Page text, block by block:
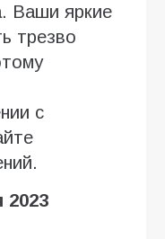
Ваши яркие
трезво
с
2023